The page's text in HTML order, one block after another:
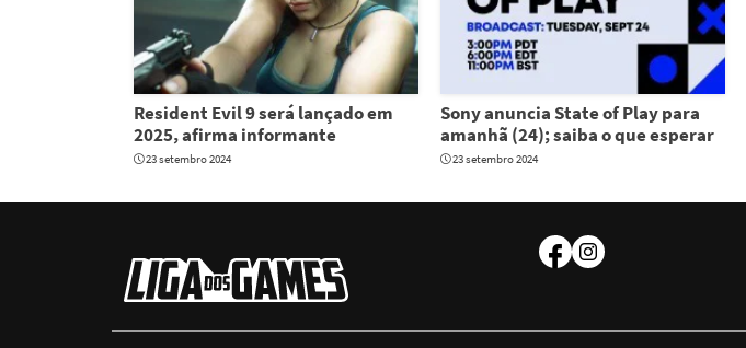
Resident Evil 9 será lançado em
2025, afirma informante
23 setembro 2024
Sony anuncia State of Play para
amanhã (24); saiba o que esperar
23 setembro 2024